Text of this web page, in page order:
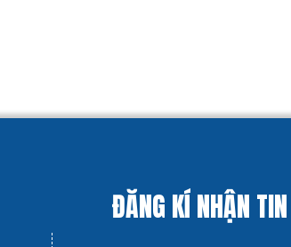
ĐĂNG KÍ NHẬN TIN